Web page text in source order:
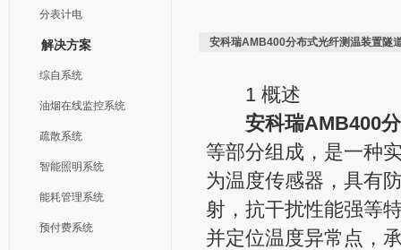
分表计电
解决方案
综自系统
油烟在线监控系统
疏散系统
智能照明系统
能耗管理系统
预付费系统
安科瑞AMB400分布式光纤测温装置隧
1 概述
安科瑞AMB400
等部分组成，是一种
为温度传感器，具有
射，抗干扰性能强等
并定位温度异常点，